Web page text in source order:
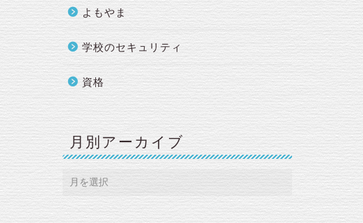
よもやま
学校のセキュリティ
資格
月別アーカイブ